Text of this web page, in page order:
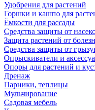
Удобрения для растений
Горшки и кашпо для
Ёмкости для рассады
Средства защиты от
Защита растений от
Средства защиты от
Опрыскиватели и
Опоры для растений и
Дренаж
Парники, теплицы
Мульчирование
Садовая мебель